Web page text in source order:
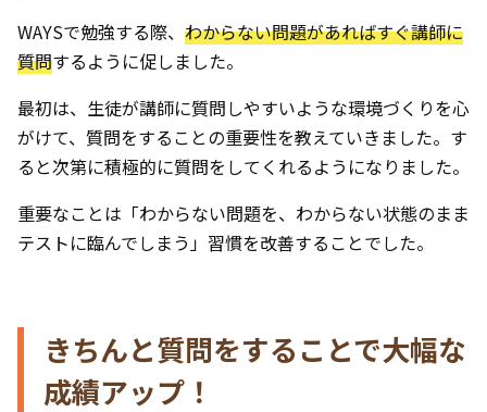
WAYSで勉強する際、 わからない問題があればすぐ講師に
質問するように促しました。
最初は、生徒が講師に質問しやすいような環境づくりを心
がけて、質問をすることの重要性を教えていきました。す
ると次第に積極的に質問をしてくれるようになりました。
重要なことは「わからない問題を、わからない状態のまま
テストに臨んでしまう」習慣を改善することでした。
きちんと質問をすることで大幅な
成績アップ！